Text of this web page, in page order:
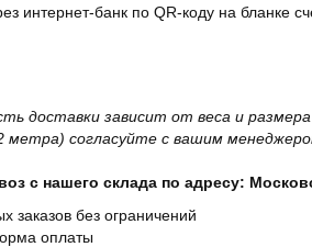
интернет-банк по QR-коду на бланке
доставки зависит от веса и
метра) согласуйте с вашим
с нашего склада по адресу:
заказов без ограничений
оплаты